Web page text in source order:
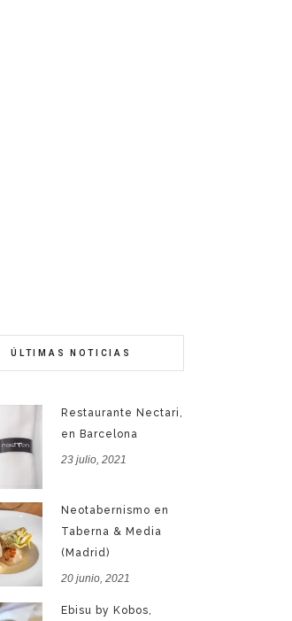
ÚLTIMAS NOTICIAS
Restaurante Nectari,
en Barcelona
23 julio, 2021
Neotabernismo en
Taberna & Media
(Madrid)
20 junio, 2021
Ebisu by Kobos,